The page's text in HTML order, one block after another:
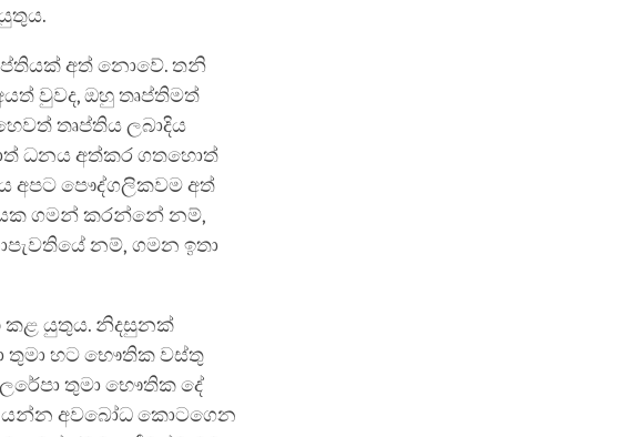
අත් නොවේ. තනි
වුවද, ඔහු තෘප්තිමත්
තෘප්තිය ලබාදිය
ධනය අත්කර ගතහොත්
අපට පෞද්ගලිකවම අත්
ගමන් කරන්නේ නම්,
නම්, ගමන ඉතා
කළ යුතුය. නිදසුනක්
තුමා හට භෞතික වස්තු
තුමා භෞතික දේ
යන්න අවබෝධ කොටගෙන